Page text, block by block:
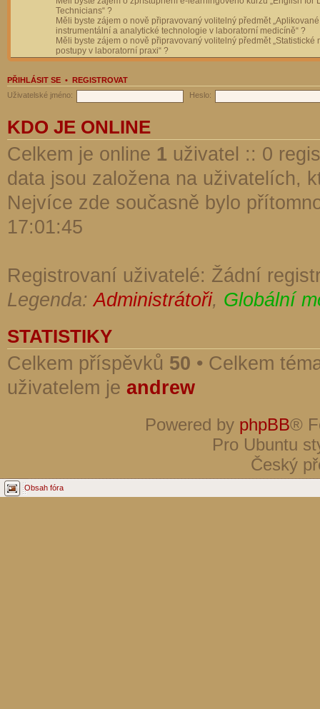
Technicians“ ?
Měli byste zájem o nově připravovaný volitelný předmět „Aplikované
instrumentální a analytické technologie v laboratorní medicíně“ ?
Měli byste zájem o nově připravovaný volitelný předmět „Statistické
postupy v laboratorní praxi“ ?
PŘIHLÁSIT SE • REGISTROVAT
Uživatelské jméno:
Heslo:
KDO JE ONLINE
Celkem je online 1 uživatel :: 0
data jsou založena na uživatelích,
Nejvíce zde současně bylo
17:01:45
Registrovaní uživatelé: Žádní
Legenda:Administrátoři, Globální
STATISTIKY
Celkem příspěvků 50 • Celkem
uživatelem je andrew
Powered by phpBB®
Pro Ubuntu
Český
Obsah fóra